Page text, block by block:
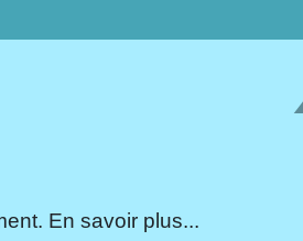
En savoir plus...